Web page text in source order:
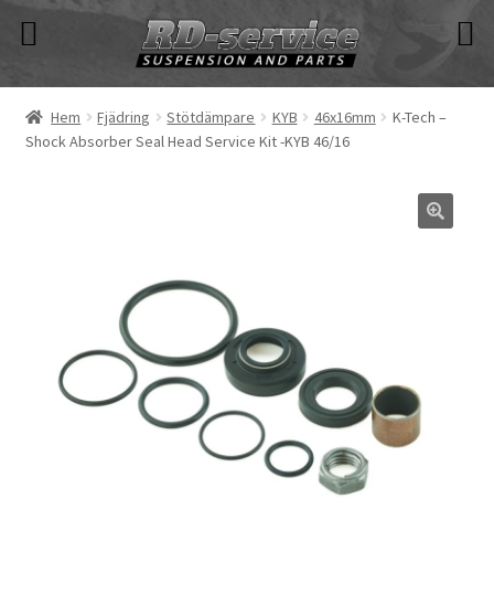
navigering
innehåll
Hem Fjädring Stötdämpare KYB 46x16mm
K-Tech –
Shock Absorber Seal Head Service Kit -KYB 46/16